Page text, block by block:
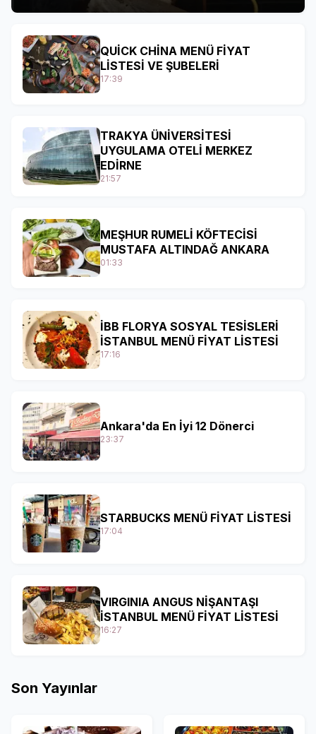
QUİCK CHİNA MENÜ FİYAT
LİSTESİ VE ŞUBELERİ
17:39
TRAKYA ÜNİVERSİTESİ
UYGULAMA OTELİ MERKEZ
EDİRNE
21:57
MEŞHUR RUMELİ KÖFTECİSİ
MUSTAFA ALTINDAĞ ANKARA
01:33
İBB FLORYA SOSYAL TESİSLERİ
İSTANBUL MENÜ FİYAT LİSTESİ
17:16
Ankara'da En İyi 12 Dönerci
23:37
STARBUCKS MENÜ FİYAT LİSTESİ
17:04
VIRGINIA ANGUS NİŞANTAŞI
İSTANBUL MENÜ FİYAT LİSTESİ
16:27
Son Yayınlar